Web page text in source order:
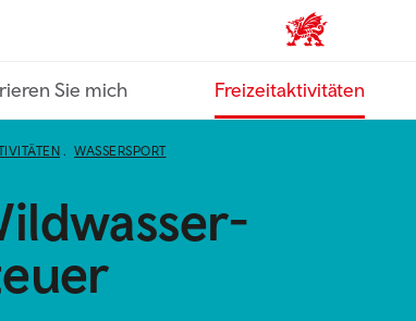
VisitWales home
Sie mich Freizeitaktivitäten
WASSERSPORT